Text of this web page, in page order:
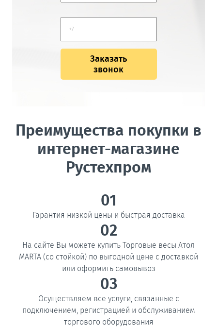
Заказать
звонок
Преимущества покупки в
интернет-магазине
Рустехпром
01
Гарантия низкой цены и быстрая доставка
02
На сайте Вы можете купить Торговые весы Атол
MARTA (со стойкой) по выгодной цене с доставкой
или оформить самовывоз
03
Осуществляем все услуги, связанные с
подключением, регистрацией и обслуживанием
торгового оборудования